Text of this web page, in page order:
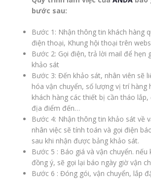
bước sau:
Bước 1: Nhận thông tin khách hàng
điện thoại, Khung hội thoại trên
Bước 2: Gọi điện, trả lời mail để hẹn
khảo sát
Bước 3: Đến khảo sát, nhân viên sẽ
hóa vận chuyển, số lượng vị trí hàng
khách hàng các thiết bị cần tháo
địa điểm đến…
Bước 4: Nhận thông tin khảo sát về
nhân việc sẽ tính toán và gọi điện
sau khi nhận được bảng khảo sát.
Bước 5 : Báo giá và vận chuyển. nếu
đồng ý, sẽ gọi lại báo ngày giờ vận
Bước 6 : Đóng gói, vận chuyển, lắp